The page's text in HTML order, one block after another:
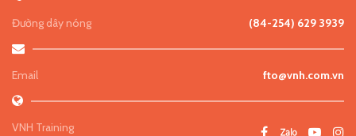
Đường dây nóng (84-254) 629 3939
Email fto@vnh.com.vn
VNH Training